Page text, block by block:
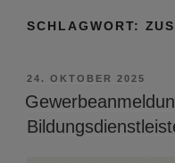
SCHLAGWORT:
VERÖFFENTLICHT
AM
24. OKTOBER 2025